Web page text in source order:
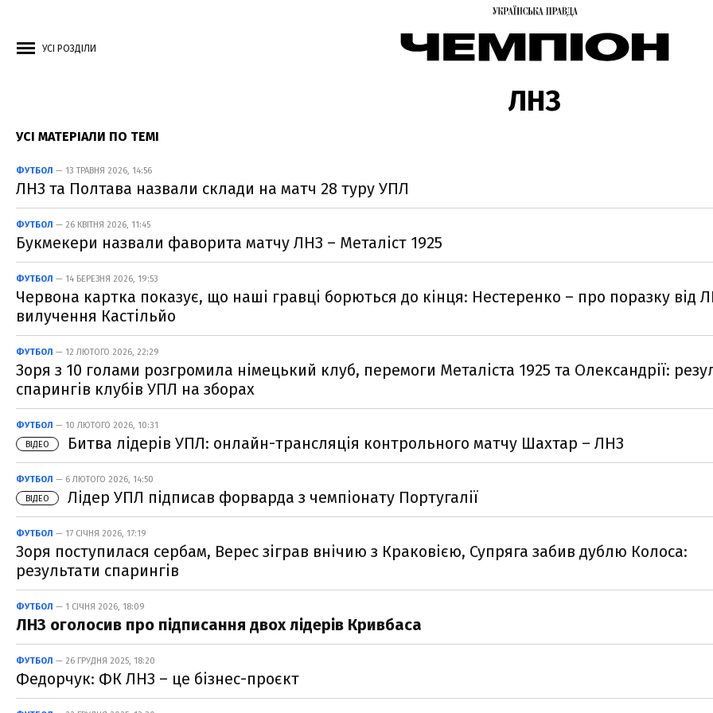
УСІ РОЗДІЛИ
ЛНЗ
УСІ МАТЕРІАЛИ ПО ТЕМІ
ФУТБОЛ — 13 ТРАВНЯ 2026, 14:56
ЛНЗ та Полтава назвали склади на матч 28 туру УПЛ
ФУТБОЛ — 26 КВІТНЯ 2026, 11:45
Букмекери назвали фаворита матчу ЛНЗ – Металіст 1925
ФУТБОЛ — 14 БЕРЕЗНЯ 2026, 19:53
Червона картка показує, що наші гравці борються до кінця: Нестеренко – про поразку від
вилучення Кастільйо
ФУТБОЛ — 12 ЛЮТОГО 2026, 22:29
Зоря з 10 голами розгромила німецький клуб, перемоги Металіста 1925 та Олександрії:
спарингів клубів УПЛ на зборах
ФУТБОЛ — 10 ЛЮТОГО 2026, 10:31
ВІДЕО
Битва лідерів УПЛ: онлайн-трансляція контрольного матчу Шахтар – ЛНЗ
ФУТБОЛ — 6 ЛЮТОГО 2026, 14:50
ВІДЕО
Лідер УПЛ підписав форварда з чемпіонату Португалії
ФУТБОЛ — 17 СІЧНЯ 2026, 17:19
Зоря поступилася сербам, Верес зіграв внічию з Краковією, Супряга забив дублю Колоса:
результати спарингів
ФУТБОЛ — 1 СІЧНЯ 2026, 18:09
ЛНЗ оголосив про підписання двох лідерів Кривбаса
ФУТБОЛ — 26 ГРУДНЯ 2025, 18:20
Федорчук: ФК ЛНЗ – це бізнес-проєкт